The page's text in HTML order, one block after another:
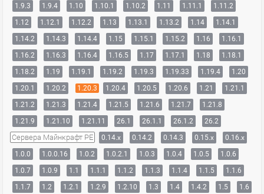
1.9.3
1.9.4 1.10 1.10.1 1.10.2 1.11 1.11.1
1.11.2
1.12
1.12.1 1.12.2 1.13 1.13.1 1.13.2 1.14
1.14.1
1.14.2
1.14.3 1.14.4 1.15 1.15.1 1.15.2 1.16
1.16.1
1.16.2
1.16.3 1.16.4 1.16.5 1.17 1.17.1 1.18
1.18.1
1.18.2
1.19 1.19.1 1.19.2 1.19.3 1.19.33 1.19.4
1.20
1.20.1
1.20.2 1.20.3 1.20.4 1.20.5 1.20.6 1.21
1.21.1
1.21.2
1.21.3 1.21.4 1.21.5 1.21.6 1.21.7
1.21.8
1.21.9
1.21.10 1.21.11 26.1 26.1.1 26.1.2 26.2
Сервера Майнкрафт PE 0.14.x 0.14.2 0.14.3 0.15.x
0.16.x
1.0.0
1.0.0.16 1.0.2 1.0.2.1 1.0.3 1.0.4 1.0.5
1.0.6
1.0.7
1.0.9 1.1 1.1.1 1.1.2 1.1.3 1.1.4 1.1.5
1.1.6
1.1.7
1.2 1.2.1 1.2.9 1.2.10 1.3 1.4 1.4.2 1.5
1.6